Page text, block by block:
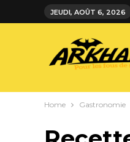
JEUDI, AOÛT 6, 2026
Home Gastronomie